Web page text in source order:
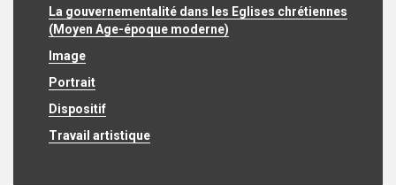
La gouvernementalité dans les Eglises chrétiennes
(Moyen Age-époque moderne)
Image
Portrait
Dispositif
Travail artistique